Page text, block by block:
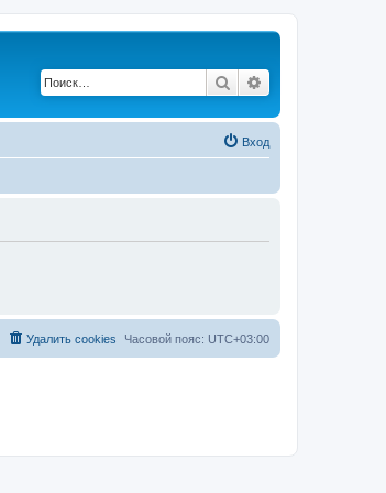
Поиск
Вход
Часовой пояс: UTC+03:00
Удалить cookies